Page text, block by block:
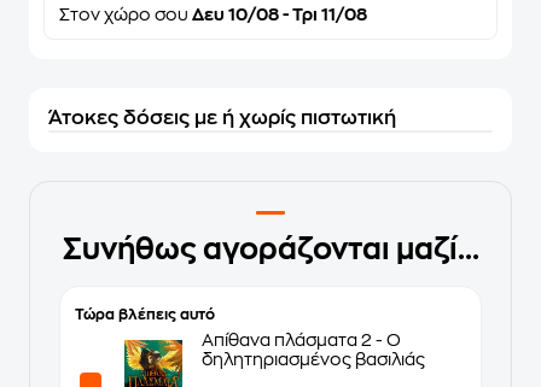
Στον χώρο σου Δευ 10/08 - Τρι 11/08
Άτοκες δόσεις με ή χωρίς πιστωτική
Συνήθως αγοράζονται μαζί...
Τώρα βλέπεις αυτό
Απίθανα πλάσματα 2 - Ο
δηλητηριασμένος βασιλιάς